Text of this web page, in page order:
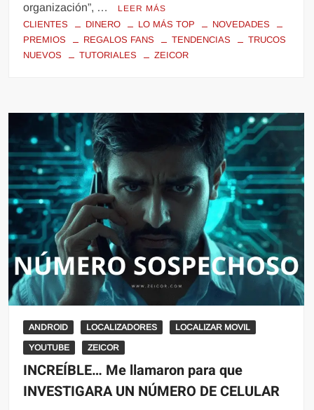
organización”, … LEER MÁS
CLIENTES DINERO LO MÁS TOP
NOVEDADES
PREMIOS
REGALOS FANS TENDENCIAS
TRUCOS
NUEVOS
TUTORIALES ZEICOR
ANDROID LOCALIZADORES LOCALIZAR MOVIL
YOUTUBE ZEICOR
INCREÍBLE… Me llamaron para que
INVESTIGARA UN NÚMERO DE CELULAR